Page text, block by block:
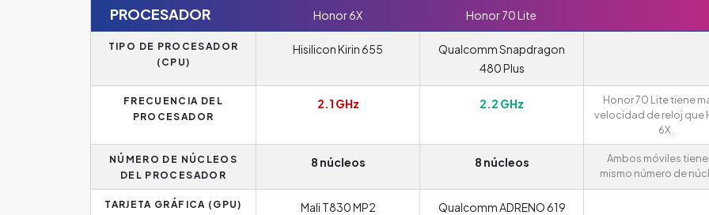
PROCESADOR Honor 6X Honor 70 Lite
TIPO DE PROCESADOR
(CPU)
Hisilicon Kirin 655
Qualcomm Snapdragon
480 Plus
FRECUENCIA DEL
PROCESADOR
2.1 GHz 2.2 GHz
Honor 70 Lite tiene
velocidad de reloj que
6X.
NÚMERO DE NÚCLEOS
DEL PROCESADOR
8 núcleos 8 núcleos
Ambos móviles
mismo número de
TARJETA GRÁFICA (GPU) Mali T830 MP2 Qualcomm ADRENO 619